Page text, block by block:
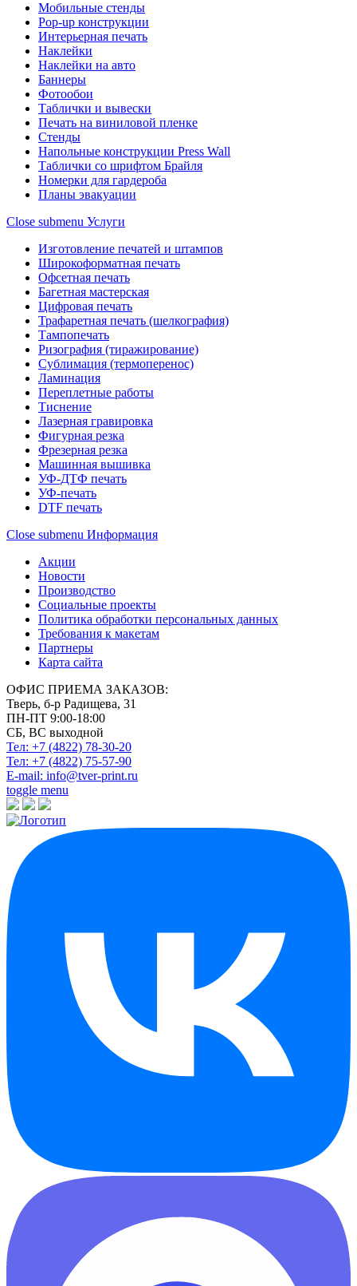
Мобильные стенды
Pop-up конструкции
Интерьерная печать
Наклейки
Наклейки на авто
Баннеры
Фотообои
Таблички и вывески
Печать на виниловой пленке
Стенды
Напольные конструкции Press Wall
Таблички со шрифтом Брайля
Номерки для гардероба
Планы эвакуации
Close submenu Услуги
Изготовление печатей и штампов
Широкоформатная печать
Офсетная печать
Багетная мастерская
Цифровая печать
Трафаретная печать (шелкография)
Тампопечать
Ризография (тиражирование)
Сублимация (термоперенос)
Ламинация
Переплетные работы
Тиснение
Лазерная гравировка
Фигурная резка
Фрезерная резка
Машинная вышивка
УФ-ДТФ печать
УФ-печать
DTF печать
Close submenu Информация
Акции
Новости
Производство
Социальные проекты
Политика обработки персональных данных
Требования к макетам
Партнеры
Карта сайта
ОФИС ПРИЕМА ЗАКАЗОВ:
Тверь, б-р Радищева, 31
ПН-ПТ 9:00-18:00
СБ, ВС выходной
Тел: +7 (4822) 78-30-20
Тел: +7 (4822) 75-57-90
E-mail: info@tver-print.ru
toggle menu